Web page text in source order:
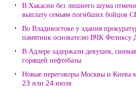
В Хакасии без лишнего шума
выплату семьям погибших бойцов
Во Владивостоке у здания
памятник основателю ВЧК Феликсу
В Адлере задержали девушек,
горящей нефтебазы
Новые переговоры Москвы и Киева
23 или 24 июля